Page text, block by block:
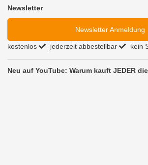
Newsletter
Newsletter Anmeldung
kostenlos jederzeit abbestellbar kein
Neu auf YouTube: Warum kauft JEDER